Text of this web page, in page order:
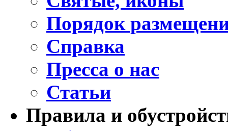
Порядок
Справка
Пресса о нас
Статьи
Правила и